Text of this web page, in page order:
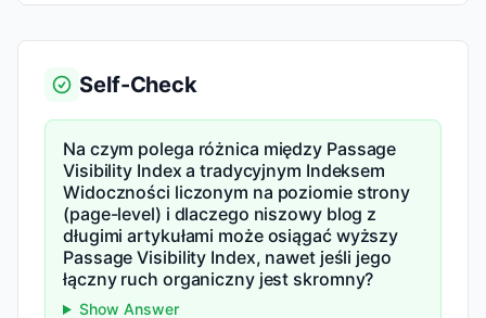
Self-Check
Na czym polega różnica między Passage
Visibility Index a tradycyjnym Indeksem
Widoczności liczonym na poziomie strony
(page-level) i dlaczego niszowy blog z
długimi artykułami może osiągać wyższy
Passage Visibility Index, nawet jeśli jego
łączny ruch organiczny jest skromny?
Show Answer